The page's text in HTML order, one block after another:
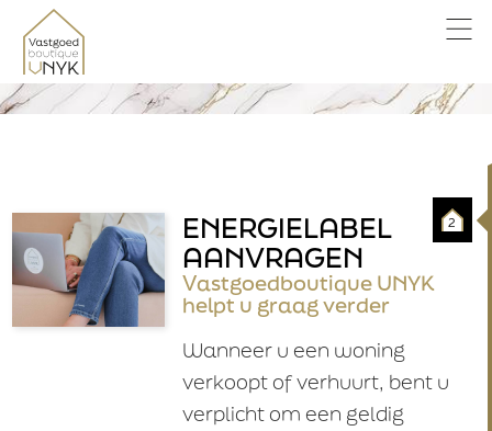
ENERGIELABEL
AANVRAGEN
Vastgoedboutique UNYK
helpt u graag verder
Wanneer u een woning
verkoopt of verhuurt, bent u
verplicht om een geldig
2